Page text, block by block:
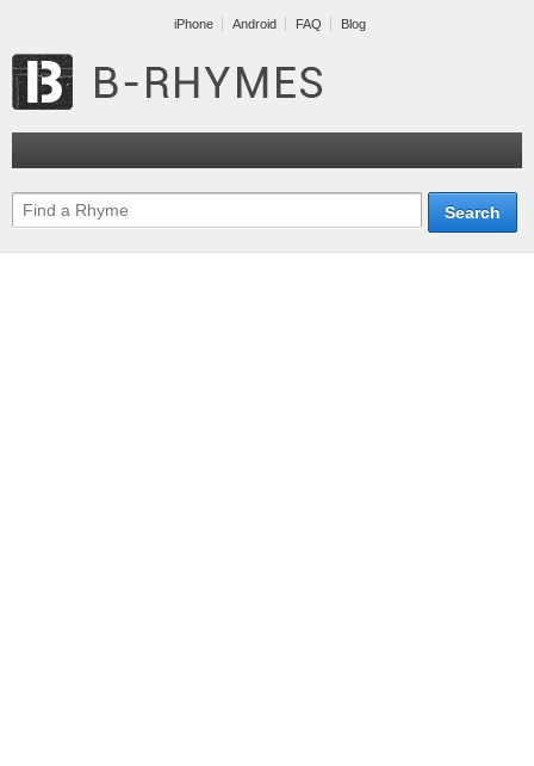
iPhone Android FAQ Blog